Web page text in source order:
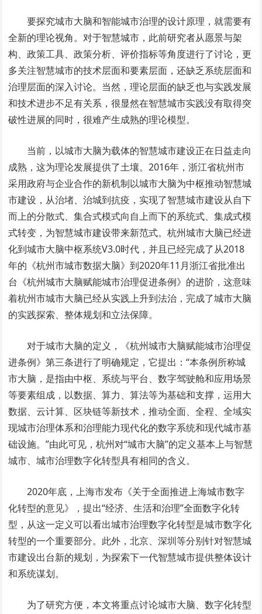
要探究城市大脑和智能城市治理的设计原理，就需要有
全新的理论视角。对于智慧城市，此前研究者从愿景与架
构、政策工具、政策分析、评价指标等角度进行了讨论，更
多关注智慧城市的技术层面和要素层面，还缺乏系统层面和
治理层面的深入讨论。当然，理论层面的缺乏也与实践发展
和技术进步不足有关系，很显然在智慧城市实践没有取得突
破性进展的同时，很难产生成熟的理论模型。
当前，以城市大脑为载体的智慧城市建设正在日益走向
成熟，这为理论发展提供了土壤。2016年，浙江省杭州市
采用政府与企业合作的新机制以城市大脑为中枢推动智慧城
市建设，从治堵、治城到抗疫，实现了智慧城市建设从自下
而上的分散式、集合式模式向自上而下的系统式、集成式模
式转变，为智慧城市建设带来新范式。杭州城市大脑已经进
化到城市大脑中枢系统V3.0时代，并且已经完成了从2018
年的《杭州市城市数据大脑》到2020年11月浙江省批准出
台《杭州城市大脑赋能城市治理促进条例》的进阶，这意味
着杭州市城市大脑已经从实践上升到法治，完成了城市大脑
的实践探索、整体规划和立法保障。
对于城市大脑的定义，《杭州城市大脑赋能城市治理促
进条例》第三条进行了明确规定，它提出：“本条例所称城
市大脑，是指由中枢、系统与平台、数字驾驶舱和应用场景
等要素组成，以数据、算力、算法等为基础和支撑，运用大
数据、云计算、区块链等新技术，推动全面、全程、全域实
现城市治理体系和治理能力现代化的数字系统和现代城市基
础设施。”由此可见，杭州对“城市大脑”的定义基本上与智慧
城市、城市治理数字化转型具有相同的含义。
2020年底，上海市发布《关于全面推进上海城市数字
化转型的意见》，提出“经济、生活和治理”全面数字化转
型，从这一定义可以看出城市治理数字化转型是城市数字化
转型的一个重要部分。此外，北京、深圳等分别针对智慧城
市建设出台新的规划，为探索下一代智慧城市提供整体设计
和系统谋划。
为了研究方便，本文将重点讨论城市大脑、数字化转型